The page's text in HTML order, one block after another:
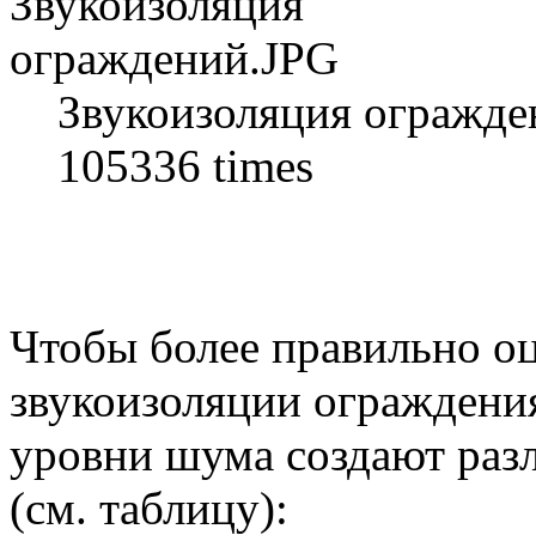
Звукоизоляция
105336 times
Чтобы более правильно
звукоизоляции
уровни шума создают
(см. таблицу):